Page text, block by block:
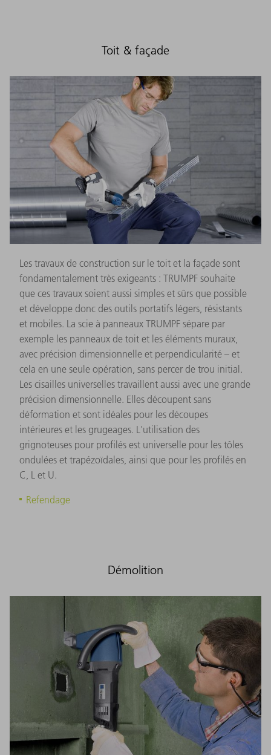
Toit & façade
Les travaux de construction sur le toit et la façade sont
fondamentalement très exigeants : TRUMPF souhaite
que ces travaux soient aussi simples et sûrs que possible
et développe donc des outils portatifs légers, résistants
et mobiles. La scie à panneaux TRUMPF sépare par
exemple les panneaux de toit et les éléments muraux,
avec précision dimensionnelle et perpendicularité – et
cela en une seule opération, sans percer de trou initial.
Les cisailles universelles travaillent aussi avec une grande
précision dimensionnelle. Elles découpent sans
déformation et sont idéales pour les découpes
intérieures et les grugeages. L'utilisation des
grignoteuses pour profilés est universelle pour les tôles
ondulées et trapézoïdales, ainsi que pour les profilés en
C, L et U.
Refendage
Démolition